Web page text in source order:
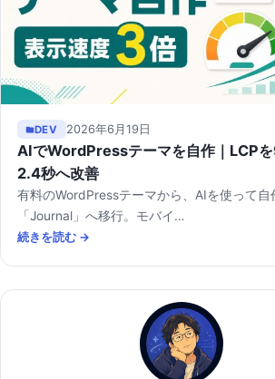
DEV 2026年6月19日
AIでWordPressテーマを自作｜LCPを
2.4秒へ改善
有料のWordPressテーマから、AIを使って自
「Journal」へ移行。モバイ…
続きを読む →